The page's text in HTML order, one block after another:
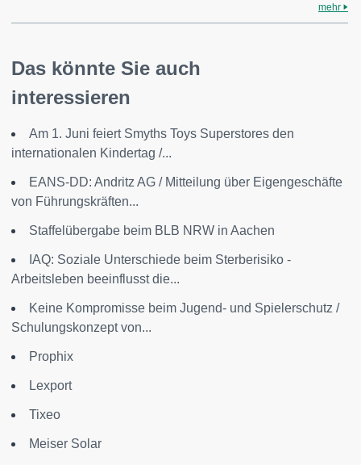
mehr
Das könnte Sie auch
interessieren
Am 1. Juni feiert Smyths Toys Superstores den
internationalen Kindertag /...
EANS-DD: Andritz AG / Mitteilung über Eigengeschäfte
von Führungskräften...
Staffelübergabe beim BLB NRW in Aachen
IAQ: Soziale Unterschiede beim Sterberisiko -
Arbeitsleben beeinflusst die...
Keine Kompromisse beim Jugend- und Spielerschutz /
Schulungskonzept von...
Prophix
Lexport
Tixeo
Meiser Solar